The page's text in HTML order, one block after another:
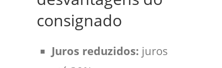
consignado
Juros reduzidos: juros